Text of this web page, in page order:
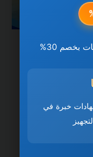
في راس
30%
خبرة في